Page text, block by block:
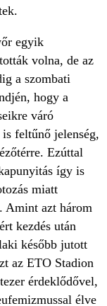
egyik
volna, de az
a szombati
hogy a
váró
feltűnő jelenség,
Ezúttal
így is
miatt
Amint azt három
kezdés után
később jutott
az ETO Stadion
érdeklődővel,
élve